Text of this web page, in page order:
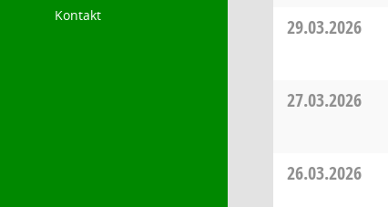
Kontakt
29.03.2026
27.03.2026
26.03.2026